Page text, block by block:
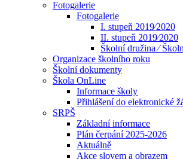
Fotogalerie
Fotogalerie
I. stupeň 2019⁄2020
II. stupeň 2019⁄2020
Školní družina ⁄
Organizace školního roku
Školní dokumenty
Škola OnLine
Informace školy
Přihlášení do elektronické
SRPŠ
Základní informace
Plán čerpání 2025-2026
Aktuálně
Akce slovem a obrazem